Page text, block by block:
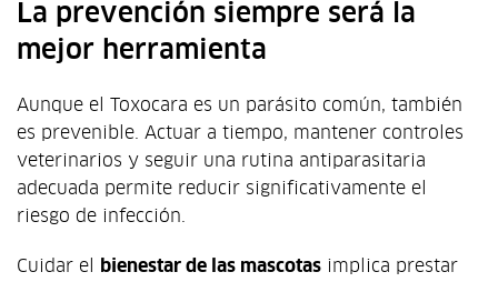
La prevención siempre será la
mejor herramienta
Aunque el Toxocara es un parásito común, también
es prevenible. Actuar a tiempo, mantener controles
veterinarios y seguir una rutina antiparasitaria
adecuada permite reducir significativamente el
riesgo de infección.
Cuidar el bienestar de las mascotas implica prestar